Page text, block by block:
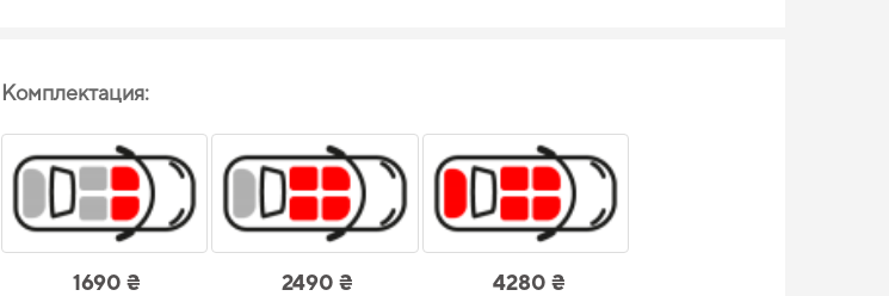
Комплектация:
1690 ₴ 2490 ₴ 4280 ₴